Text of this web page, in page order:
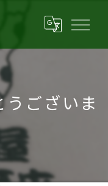
うございま